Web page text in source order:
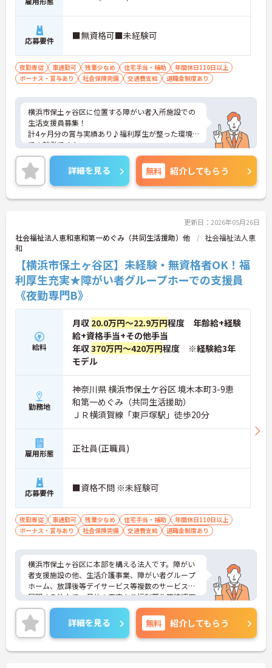
応募要件 ■無資格可■未経験可
夜勤専従 車通勤可 残業少なめ 住宅手当・補助
年間休日110日以上
ボーナス・賞与あり
社会保険完備 交通費支給 退職金制度あり
横浜市保土ヶ谷区に位置する障がい者入所施設での
生活支援員募集！
計4ヶ月分の賞与実績あり♪福利厚生が整った環境
での就業です！
ご興味のある方には、面接対策ポイントなど、さら
に詳細をお話しいたしますのでお気軽にご相談くだ
さい！
詳細を見る 無料 紹介してもらう
更新日：2026年05月26日
社会福祉法人恵和恵和第一めぐみ（共同生活援助）他
社会福祉法人恵
和
【横浜市保土ヶ谷区】未経験・無資格者OK！福
利厚生充実★障がい者グループホーでの支援員
《夜勤専門B》
給料
月収 20.0万円～22.9万円程度 年齢給+経験
給+資格手当+その他手当
年収370万円～420万円程度 ※経験給3年
モデル
勤務地
神奈川県 横浜市保土ケ谷区 境木本町3-9恵
和第一めぐみ（共同生活援助）
ＪＲ横須賀線「東戸塚駅」徒歩20分
雇用形態 正社員(正職員)
応募要件 ■資格不問 ※未経験可
夜勤専従 車通勤可 残業少なめ 住宅手当・補助
年間休日110日以上
ボーナス・賞与あり
社会保険完備 交通費支給 退職金制度あり
横浜市保土ヶ谷区に本部を構える法人です。障がい
者支援施設の他、生活介護事業、障がい者グループ
ホーム、放課後等デイサービス等複数のサービスを
展開する法人で、母体の安定より福利厚生等待遇面
も魅力★介護系の資格や経験がない方もチャレンジ
いただけます。施設は笑顔の絶えない明るい雰囲気
で、幅広い年代の方が活躍されています。ご興味の
ある方には、面接対策ポイントなど、さらに詳細を
お話しいたしますのでお気軽にご相談ください！
詳細を見る 無料 紹介してもらう